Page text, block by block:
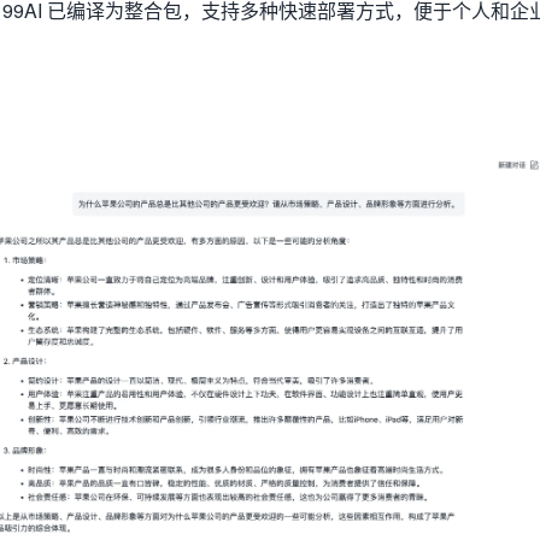
已编译为整合包，支持多种快速部署方式，便于个人和企